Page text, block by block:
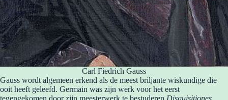
Carl Fiedrich Gauss
Gauss wordt algemeen erkend als de meest briljante wiskundige die
ooit heeft geleefd. Germain was zijn werk voor het eerst